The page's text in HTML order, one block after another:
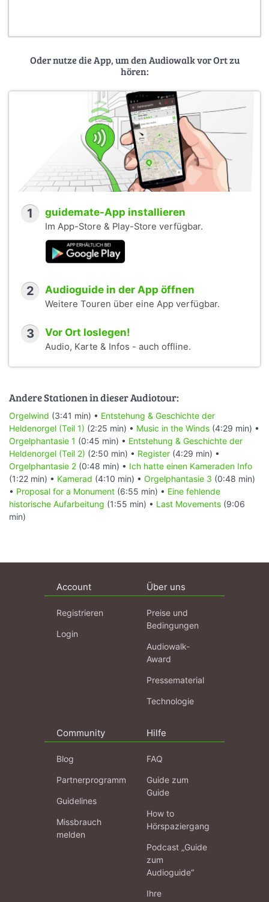
Oder nutze die App, um den Audiowalk vor Ort zu
hören:
1 guidemate-App installieren
Im App-Store & Play-Store verfügbar.
2 Audioguide in der App öffnen
Weitere Touren über eine App verfügbar.
3 Vor Ort loslegen!
Audio, Karte & Infos - auch offline.
Andere Stationen in dieser Audiotour:
Orgelwind (3:41 min) • Entstehung & Geschichte der
Heldenorgel (Teil 1) (2:25 min) • Music in the Winds (4:29 min) •
Orgelphantasie 1 (0:45 min) • Entstehung & Geschichte der
Heldenorgel (Teil 2) (2:50 min) • Register (4:29 min) •
Orgelphantasie 2 (0:48 min) • Ich hatte einen Kameraden Info
(1:22 min) • Kamerad (4:10 min) • Orgelphantasie 3 (0:48 min)
• Proposal for a Monument (6:55 min) • Eine fehlende
historische Aufarbeitung (1:55 min) • Last Movements (9:06
min)
Account
Registrieren
Login
Über uns
Preise und
Bedingungen
Audiowalk-
Award
Pressematerial
Technologie
Community
Blog
Partnerprogramm
Guidelines
Missbrauch
melden
Hilfe
FAQ
Guide zum
Guide
How to
Hörspaziergang
Podcast „Guide
zum
Audioguide“
Ihre